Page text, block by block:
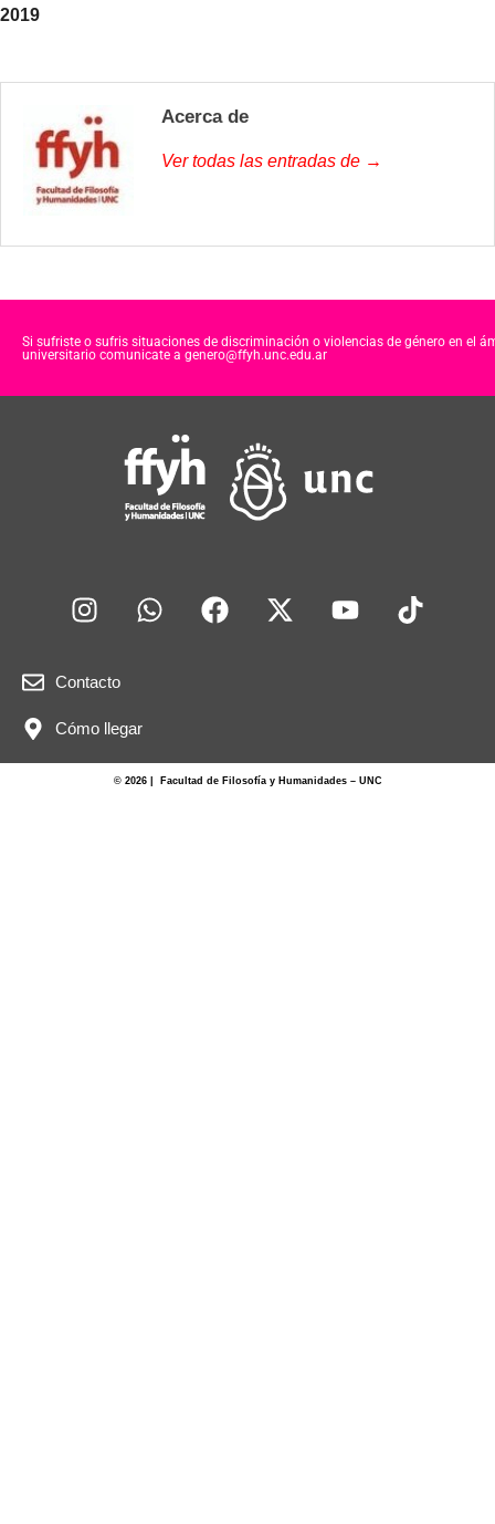
2019
Acerca de
Ver todas las entradas de →
Si sufriste o sufris situaciones de discriminación o violencias de género en el
universitario comunicate a genero@ffyh.unc.edu.ar
Contacto
Cómo llegar
© 2026 | Facultad de Filosofía y Humanidades – UNC